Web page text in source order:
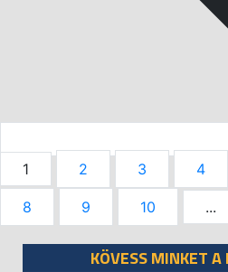
1 2 3 4
8 9 10 ...
KÖVESS MINKET A